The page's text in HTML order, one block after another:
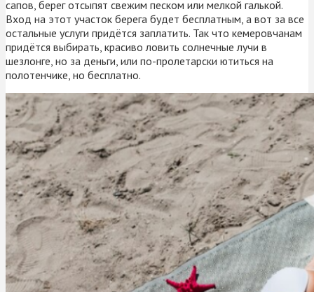
сапов, берег отсыпят свежим песком или мелкой галькой.
Вход на этот участок берега будет бесплатным, а вот за все
остальные услуги придётся заплатить. Так что кемеровчанам
придётся выбирать, красиво ловить солнечные лучи в
шезлонге, но за деньги, или по-пролетарски ютиться на
полотенчике, но бесплатно.